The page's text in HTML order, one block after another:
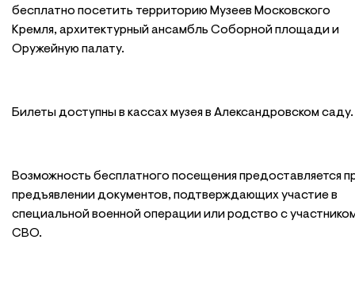
бесплатно посетить территорию Музеев Московского
Кремля, архитектурный ансамбль Соборной площади и
Оружейную палату.
Билеты доступны в кассах музея в Александровском саду.
Возможность бесплатного посещения предоставляется
предъявлении документов, подтверждающих участие в
специальной военной операции или родство с
СВО.